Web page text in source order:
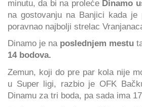
minutu, da bi na proleće Dinamo
na gostovanju na Banjici kada je
poravnao najbolji strelac
Dinamo je na poslednjem mestu
14 bodova.
Zemun, koji do pre par kola nije
u Super ligi, razbio je OFK
Dinamu za tri boda, pa sada ima